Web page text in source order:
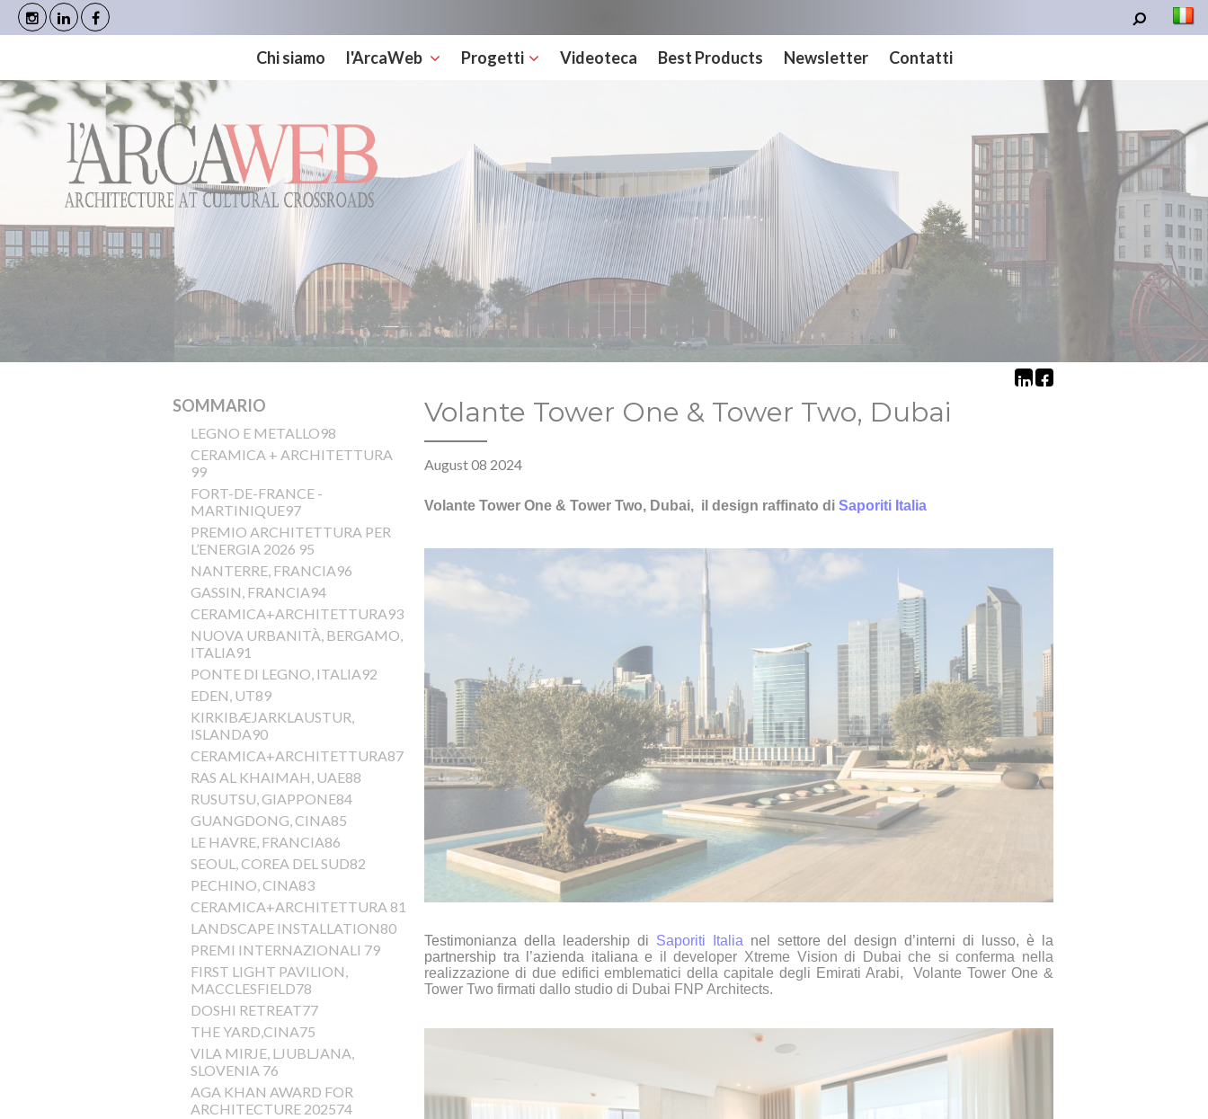
Chi siamo l'ArcaWeb Progetti Videoteca Best Products Newsletter Contatti
SOMMARIO
LEGNO E METALLO98
CERAMICA + ARCHITETTURA
99
FORT-DE-FRANCE -
MARTINIQUE97
PREMIO ARCHITETTURA PER
L’ENERGIA 2026 95
NANTERRE, FRANCIA96
GASSIN, FRANCIA94
CERAMICA+ARCHITETTURA93
NUOVA URBANITÀ, BERGAMO,
ITALIA91
PONTE DI LEGNO, ITALIA92
EDEN, UT89
KIRKIBÆJARKLAUSTUR,
ISLANDA90
CERAMICA+ARCHITETTURA87
RAS AL KHAIMAH, UAE88
RUSUTSU, GIAPPONE84
GUANGDONG, CINA85
LE HAVRE, FRANCIA86
SEOUL, COREA DEL SUD82
PECHINO, CINA83
CERAMICA+ARCHITETTURA 81
LANDSCAPE INSTALLATION80
PREMI INTERNAZIONALI 79
FIRST LIGHT PAVILION,
MACCLESFIELD78
DOSHI RETREAT77
THE YARD,CINA75
VILA MIRJE, LJUBLJANA,
SLOVENIA 76
AGA KHAN AWARD FOR
ARCHITECTURE 202574
Volante Tower One & Tower Two, Dubai
August 08 2024
Volante Tower One & Tower Two, Dubai, il design raffinato di Saporiti Italia
Testimonianza della leadership di Saporiti Italia nel settore del design d’interni di lusso, è la
partnership tra l’azienda italiana e il developer Xtreme Vision di Dubai che si conferma nella
realizzazione di due edifici emblematici della capitale degli Emirati Arabi,
Volante Tower One &
Tower Two firmati dallo studio di Dubai FNP Architects.
Cookies management panel